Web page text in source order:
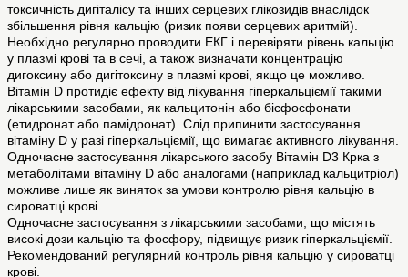
токсичність дигіталісу та інших серцевих глікозидів внаслідок
збільшення рівня кальцію (ризик появи серцевих аритмій).
Необхідно регулярно проводити ЕКГ і перевіряти рівень кальцію
у плазмі крові та в сечі, а також визначати концентрацію
дигоксину або дигітоксину в плазмі крові, якщо це можливо.
Вітамін D протидіє ефекту від лікування гіперкальціємії такими
лікарськими засобами, як кальцитонін або бісфосфонати
(етидронат або памідронат). Слід припинити застосування
вітаміну D у разі гіперкальціємії, що вимагає активного лікування.
Одночасне застосування лікарського засобу Вітамін D3 Крка з
метаболітами вітаміну D або аналогами (наприклад кальцитріол)
можливе лише як виняток за умови контролю рівня кальцію в
сироватці крові.
Одночасне застосування з лікарськими засобами, що містять
високі дози кальцію та фосфору, підвищує ризик гіперкальціємії.
Рекомендований регулярний контроль рівня кальцію у сироватці
крові.